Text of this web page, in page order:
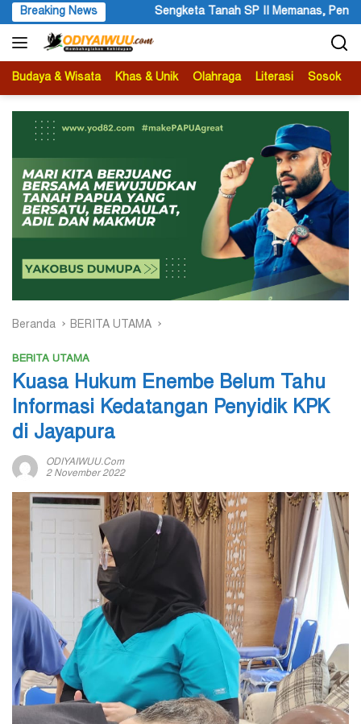
Langsung
ke
konten
Breaking News
SP II Memanas, Pengadilan Negeri Timika Tegaskan Eksekusi
Budaya & Wisata Khas & Unik Olahraga Literasi Sosok
Beranda BERITA UTAMA
BERITA UTAMA
Kuasa Hukum Enembe Belum Tahu
Informasi Kedatangan Penyidik KPK
di Jayapura
ODIYAIWUU.com
2 November 2022